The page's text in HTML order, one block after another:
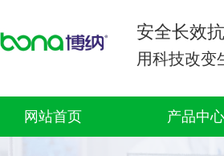
安全长效
用科技改变
网站首页 产品中心